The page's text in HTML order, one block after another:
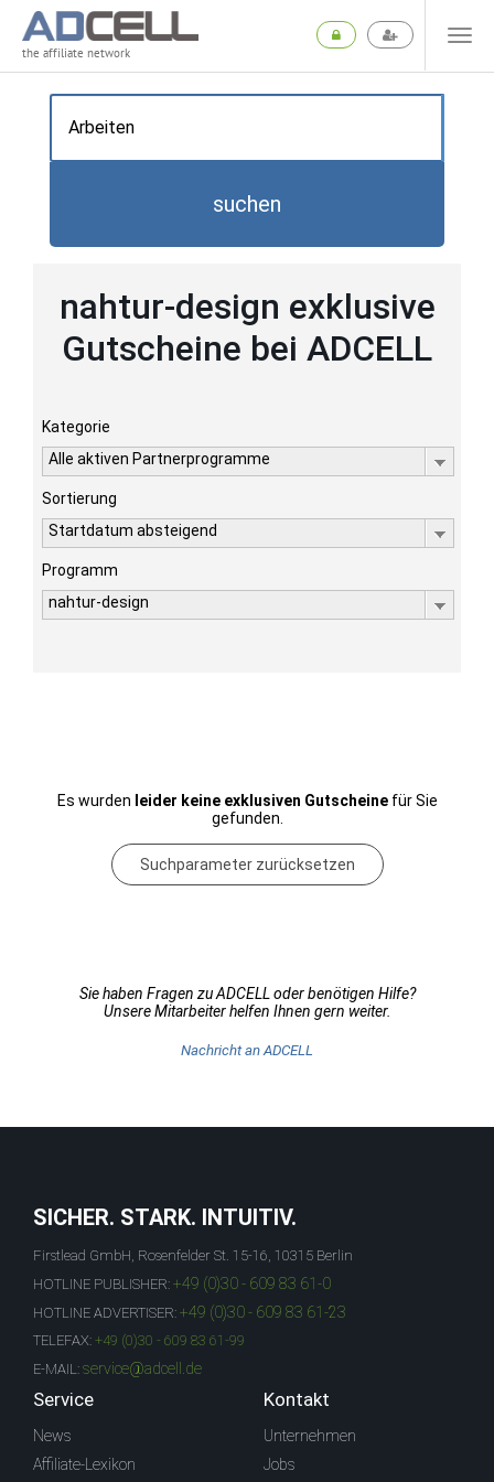
the affiliate network
suchen
nahtur-design exklusive
Gutscheine bei ADCELL
Kategorie
Alle aktiven Partnerprogramme
Sortierung
Startdatum absteigend
Programm
nahtur-design
Es wurden leider keine exklusiven Gutscheinefür Sie
gefunden.
Suchparameter zurücksetzen
Sie haben Fragen zu ADCELL oder benötigen Hilfe?
Unsere Mitarbeiter helfen Ihnen gern weiter.
Nachricht an ADCELL
SICHER. STARK. INTUITIV.
Firstlead GmbH, Rosenfelder St. 15-16, 10315 Berlin
HOTLINE PUBLISHER: +49 (0)30 - 609 83 61-0
HOTLINE ADVERTISER: +49 (0)30 - 609 83 61-23
TELEFAX: +49 (0)30 - 609 83 61-99
E-MAIL: service@adcell.de
Service
News
Affiliate-Lexikon
Kontakt
Unternehmen
Jobs